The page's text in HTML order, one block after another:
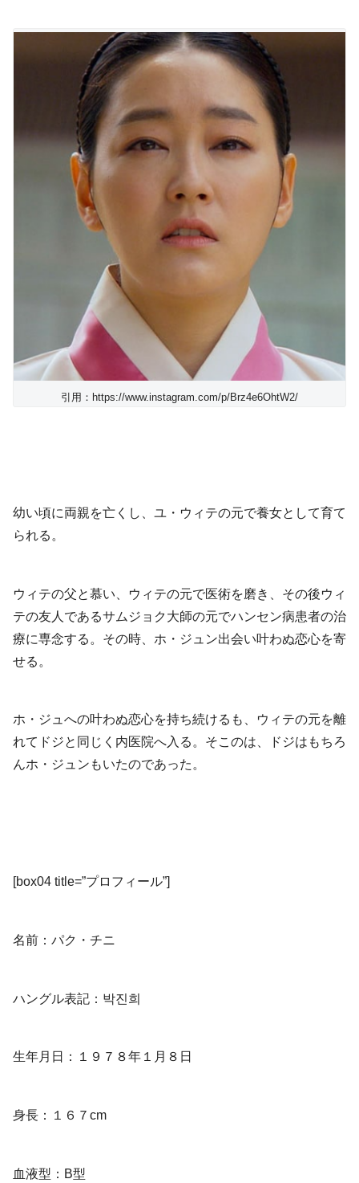
引用：https://www.instagram.com/p/Brz4e6OhtW2/
幼い頃に両親を亡くし、ユ・ウィテの元で養女として育て
られる。
ウィテの父と慕い、ウィテの元で医術を磨き、その後ウィ
テの友人であるサムジョク大師の元でハンセン病患者の治
療に専念する。その時、ホ・ジュン出会い叶わぬ恋心を寄
せる。
ホ・ジュへの叶わぬ恋心を持ち続けるも、ウィテの元を離
れてドジと同じく内医院へ入る。そこのは、ドジはもちろ
んホ・ジュンもいたのであった。
[box04 title=”プロフィール”]
名前：パク・チニ
ハングル表記：박진희
生年月日：１９７８年１月８日
身長：１６７cm
血液型：B型